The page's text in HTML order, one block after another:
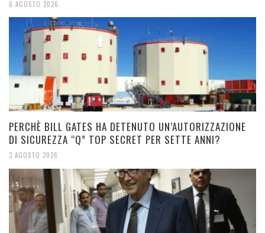
6 AGOSTO 2026
PERCHÈ BILL GATES HA DETENUTO UN’AUTORIZZAZIONE
DI SICUREZZA “Q” TOP SECRET PER SETTE ANNI?
3 AGOSTO 2026